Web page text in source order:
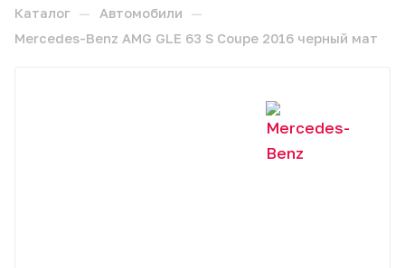
Каталог — Автомобили —
Mercedes-Benz AMG GLE 63 S Coupe 2016 черный мат